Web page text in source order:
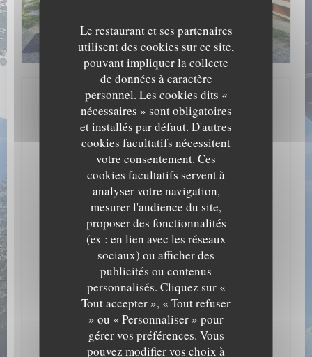
Le restaurant et ses partenaires
utilisent des cookies sur ce site,
pouvant impliquer la collecte
de données à caractère
personnel. Les cookies dits «
nécessaires » sont obligatoires
et installés par défaut. D'autres
cookies facultatifs nécessitent
votre consentement. Ces
cookies facultatifs servent à
analyser votre navigation,
mesurer l'audience du site,
proposer des fonctionnalités
(ex : en lien avec les réseaux
sociaux) ou afficher des
publicités ou contenus
personnalisés. Cliquez sur «
Tout accepter », « Tout refuser
» ou « Personnaliser » pour
gérer vos préférences. Vous
pouvez modifier vos choix à
Infos pratiques
Cuisine
Traditionnelle Savoyarde, Cuisine du marché
Type de restaurant
Restaurant Savoyard, Restaurant Traditionnel
Services
Privatisation, Accès Wifi, Terrasse couverte
Moyens de paiement
Eurocard/Mastercard, Espèces, Visa, Chèques, Carte
Bleue
Horaires